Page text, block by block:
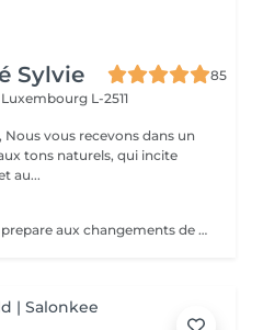
Sylvie
85
Luxembourg L-2511
tons naturels, qui incite
au...
Ce massage est ideal pour se prepare aux changements de saison ,anti fatigue ,anti stress il vous permet de deposer vos bagages afin et de renouveler vos ernergies pour mieux aborder la saison nouvelle